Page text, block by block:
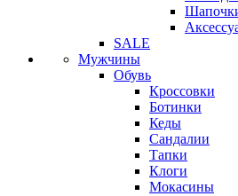
SALE
Мужчины
Обувь
Кроссовки
Ботинки
Кеды
Сандалии
Тапки
Клоги
Мокасины